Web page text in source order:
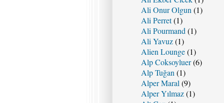
Ali Onur Olgun (1)
Ali Perret(1)
Ali Pourmand (1)
Ali Yavuz(1)
Alien Lounge(1)
Alp Coksoyluer(6)
Alp Tuğan (1)
Alper Maral (9)
Alper Yılmaz(1)